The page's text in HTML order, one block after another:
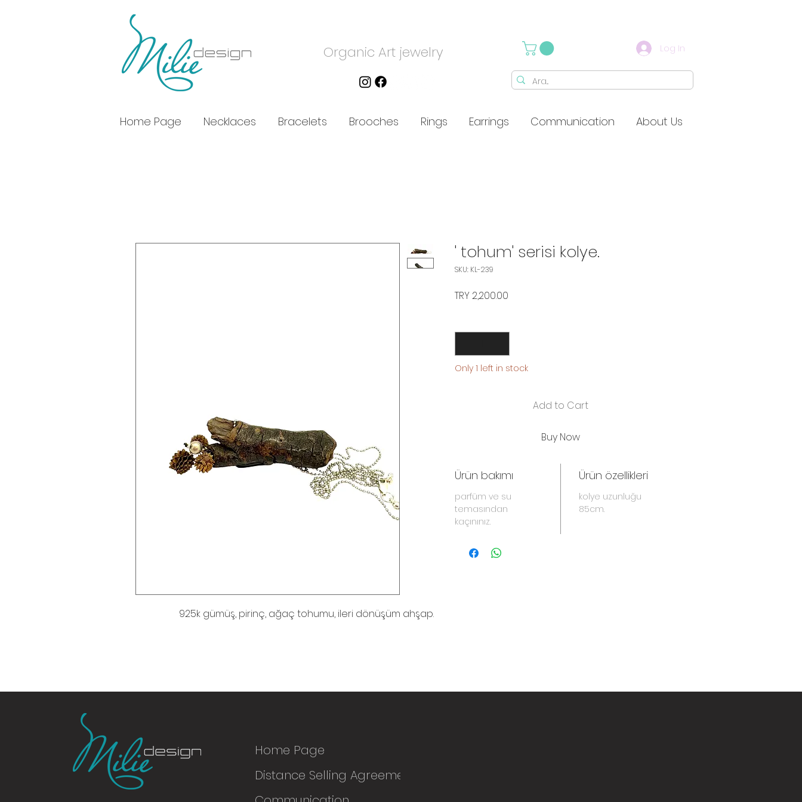
Organic Art jewelry Log In
Home Page Necklaces Bracelets Brooches Rings Earrings Communication About Us
925k gümüş, pirinç, ağaç tohumu, ileri dönüşüm ahşap.
' tohum' serisi kolye.
SKU: KL-239
TRY 2,200.00
Only 1 left in stock
Add to Cart
Buy Now
Ürün bakımı
parfüm ve su
temasından
kaçınınız.
Ürün özellikleri
kolye uzunluğu
85cm.
Home Page
Distance Selling Agreement